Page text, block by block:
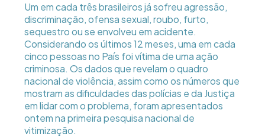
Um em cada três brasileiros já sofreu agressão,
discriminação, ofensa sexual, roubo, furto,
sequestro ou se envolveu em acidente.
Considerando os últimos 12 meses, uma em cada
cinco pessoas no País foi vítima de uma ação
criminosa. Os dados que revelam o quadro
nacional de violência, assim como os números que
mostram as dificuldades das polícias e da Justiça
em lidar com o problema, foram apresentados
ontem na primeira pesquisa nacional de
vitimização.